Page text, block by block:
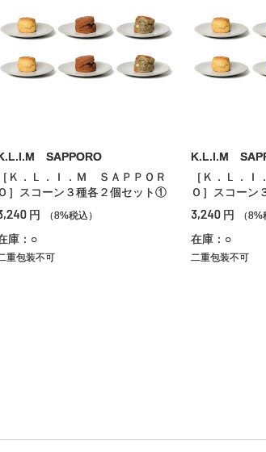
SAPPORO
［Ｋ．Ｌ．Ｉ．Ｍ ＳＡＰＰＯＲ
Ｏ］スコーン３種各２個セット①
円 （8%税込）
庫：○
重包装不可
K.L.I.M
［Ｋ．Ｌ．
Ｏ］スコーン
3,240 円 （8%
在庫：○
二重包装不可